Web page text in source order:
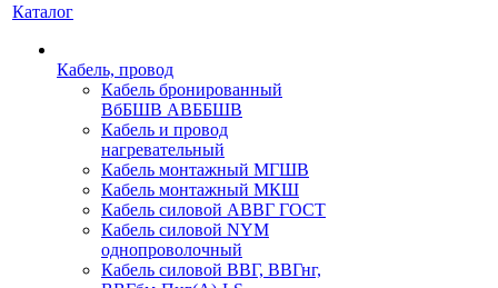
Каталог
Кабель, провод
Кабель бронированный
ВбБШВ АВББШВ
Кабель и провод
нагревательный
Кабель монтажный МГШВ
Кабель монтажный МКШ
Кабель силовой АВВГ ГОСТ
Кабель силовой NYM
однопроволочный
Кабель силовой ВВГ, ВВГнг,